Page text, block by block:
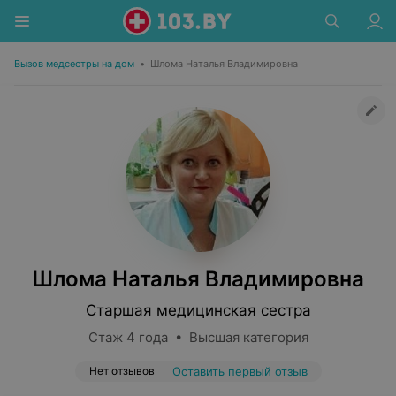
Вызов медсестры на дом • Шлома Наталья Владимировна
Шлома Наталья Владимировна
Старшая медицинская сестра
Стаж 4 года • Высшая категория
Нет отзывов Оставить первый отзыв